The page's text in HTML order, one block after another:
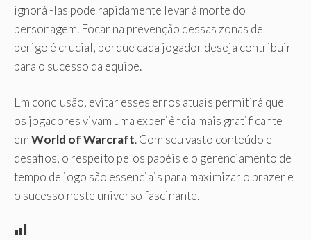
ignorá -las pode rapidamente levar à morte do
personagem. Focar na prevenção dessas zonas de
perigo é crucial, porque cada jogador deseja contribuir
para o sucesso da equipe.
Em conclusão, evitar esses erros atuais permitirá que
os jogadores vivam uma experiência mais gratificante
emWorld of Warcraft. Com seu vasto conteúdo e
desafios, o respeito pelos papéis e o gerenciamento de
tempo de jogo são essenciais para maximizar o prazer e
o sucesso neste universo fascinante.